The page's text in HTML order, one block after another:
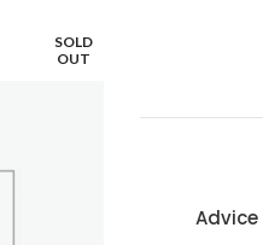
אל פסק למחשב Advice
SOLD
OUT